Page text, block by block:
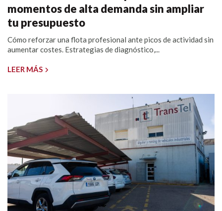
momentos de alta demanda sin ampliar
tu presupuesto
Cómo reforzar una flota profesional ante picos de actividad sin
aumentar costes. Estrategias de diagnóstico,...
LEER MÁS